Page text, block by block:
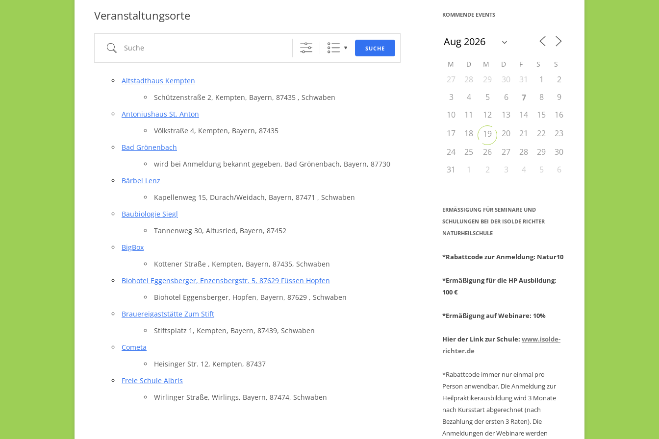
Veranstaltungsorte
Suche SUCHE
Land
Orte mit vielen Veranstaltungen?
Altstadthaus Kempten
Schützenstraße 2, Kempten, Bayern, 87435 , Schwaben
Antoniushaus St. Anton
Völkstraße 4, Kempten, Bayern, 87435
Bad Grönenbach
wird bei Anmeldung bekannt gegeben, Bad Grönenbach, Bayern, 87730
Bärbel Lenz
Kapellenweg 15, Durach/Weidach, Bayern, 87471 , Schwaben
Baubiologie Siegl
Tannenweg 30, Altusried, Bayern, 87452
BigBox
Kottener Straße , Kempten, Bayern, 87435, Schwaben
Biohotel Eggensberger, Enzensbergstr. 5, 87629 Füssen Hopfen
Biohotel Eggensberger, Hopfen, Bayern, 87629 , Schwaben
Brauereigaststätte Zum Stift
Stiftsplatz 1, Kempten, Bayern, 87439, Schwaben
Cometa
Heisinger Str. 12, Kempten, 87437
Freie Schule Albris
Wirlinger Straße, Wirlings, Bayern, 87474, Schwaben
KOMMENDE EVENTS
M D M D F S S
27 28 29 30 31 1
2
3
4 5 6 7 8
9
10
11 12 13 14 15
16
17
18 19 20 21 22
23
24
25 26 27 28 29
30
31
1 2 3 4 5 6
ERMÄSSIGUNG FÜR SEMINARE UND S
CHULUNGEN BEI DER ISOLDE RICHTER N
ATURHEILSCHULE
*Rabattcode zur Anmeldung: Natur10
*Ermäßigung für die HP Ausbildung:
100 €
*Ermäßigung auf Webinare: 10%
Hier der Link zur Schule: www.isolde-
richter.de
*Rabattcode immer nur einmal pro
Person anwendbar. Die Anmeldung zur
Heilpraktikerausbildung wird 3 Monate
nach Kursstart abgerechnet(nach
Bezahlung der ersten 3 Raten). Die
Anmeldungen der Webinare werden